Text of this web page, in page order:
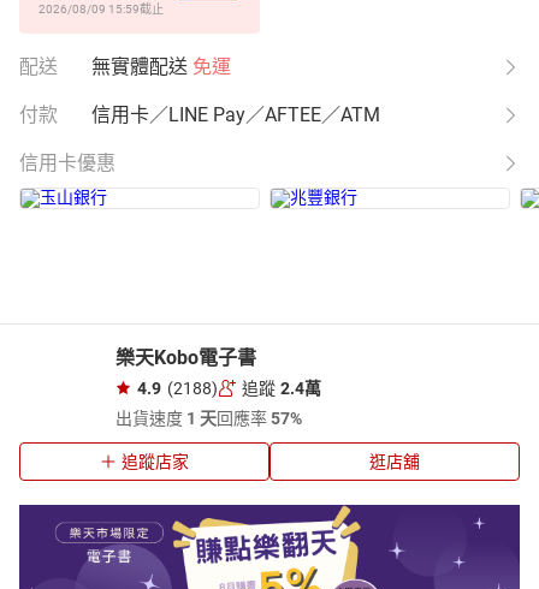
2026/08/09 15:59截止
配送 無實體配送 免運
付款 信用卡／LINE Pay／AFTEE／ATM
信用卡優惠
樂天Kobo電子書
4.9 (2188) 追蹤 2.4萬
出貨速度 1 天回應率57%
追蹤店家 逛店舖